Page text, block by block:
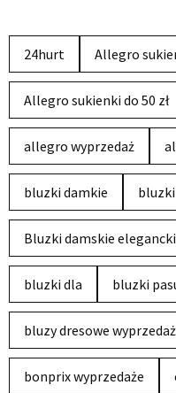
24hurt Allegro
Allegro sukienki do 50 zł
allegro wyprzedaż
bluzki damkie
Bluzki damskie
bluzki dla bluzki
bluzy dresowe wyprzedaż
bonprix wyprzedaże